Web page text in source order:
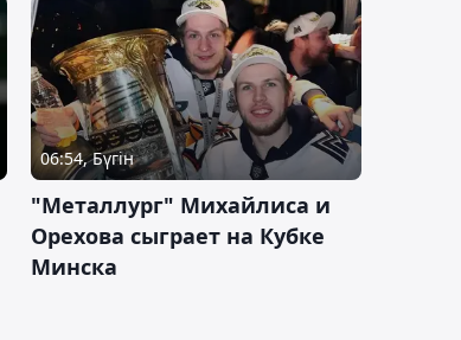
06:54, Бүгін
"Металлург" Михайлиса и
Орехова сыграет на Кубке
Минска